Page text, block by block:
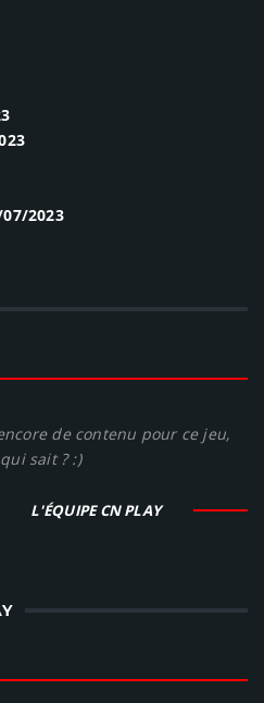
2023
de contenu pour ce jeu,
sait ? :)
L'ÉQUIPE CN PLAY